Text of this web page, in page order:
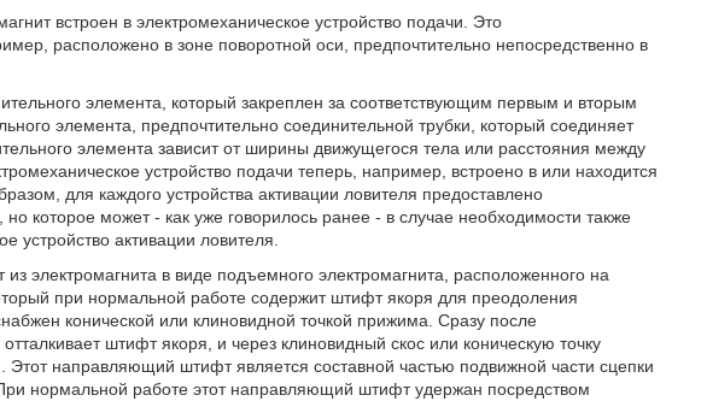
встроен в электромеханическое устройство подачи. Это
расположено в зоне поворотной оси, предпочтительно непосредственно в
элемента, который закреплен за соответствующим первым и вторым
элемента, предпочтительно соединительной трубки, который соединяет
элемента зависит от ширины движущегося тела или расстояния между
устройство подачи теперь, например, встроено в или находится
для каждого устройства активации ловителя предоставлено
которое может - как уже говорилось ранее - в случае необходимости также
устройство активации ловителя.
из электромагнита в виде подъемного электромагнита, расположенного на
при нормальной работе содержит штифт якоря для преодоления
конической или клиновидной точкой прижима. Сразу после
штифт якоря, и через клиновидный скос или коническую точку
направляющий штифт является составной частью подвижной части сцепки
нормальной работе этот направляющий штифт удержан посредством